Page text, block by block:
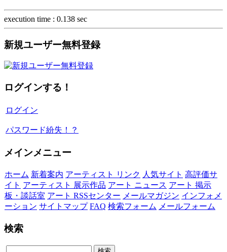
execution time : 0.138 sec
新規ユーザー無料登録
ログインする！
ログイン
パスワード紛失！？
メインメニュー
ホーム 新着案内 アーティスト リンク 人気サイト 高評価サ
イト アーティスト 展示作品 アート ニュース アート 掲示
板・談話室 アート RSSセンター メールマガジン インフォメ
ーション サイトマップ FAQ 検索フォーム メールフォーム
検索